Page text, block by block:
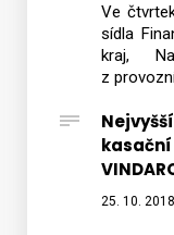
Ve
sídla
kraj,
z
25. 10. 2018